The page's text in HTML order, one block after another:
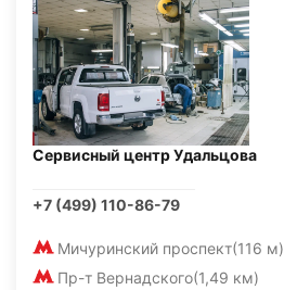
Сервисный центр Удальцова
+7 (499) 110-86-79
Мичуринский проспект(116 м)
Пр-т Вернадского(1,49 км)